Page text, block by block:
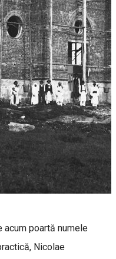
acum poartă numele
Nicolae